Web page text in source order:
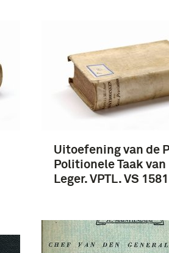
Uitoefening van de
Politionele Taak
Leger. VPTL. VS 1581